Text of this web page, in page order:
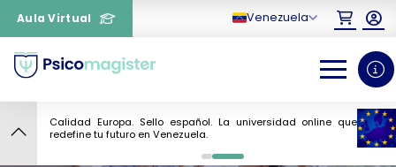
Aula Virtual Venezuela
Calidad Europa. Sello español. La universidad online que
redefine tu futuro en Venezuela.
0 1
8